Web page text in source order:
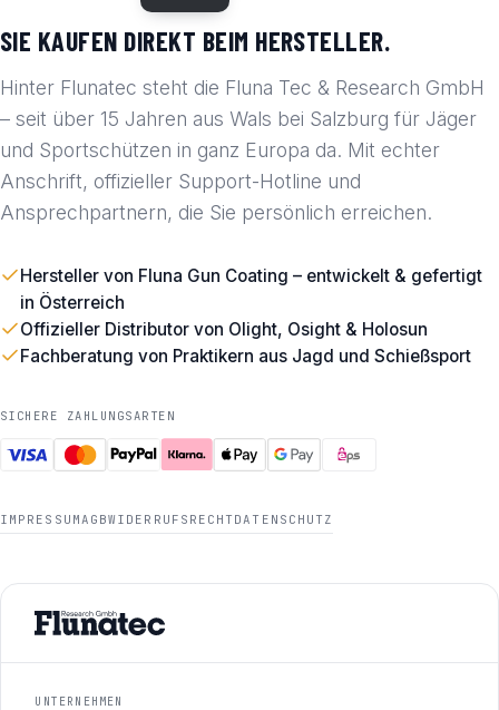
SIE KAUFEN DIREKT BEIM HERSTELLER.
Hinter Flunatec steht die Fluna Tec & Research GmbH
– seit über 15 Jahren aus Wals bei Salzburg für Jäger
und Sportschützen in ganz Europa da. Mit echter
Anschrift, offizieller Support-Hotline und
Ansprechpartnern, die Sie persönlich erreichen.
Hersteller von Fluna Gun Coating – entwickelt & gefertigt
in Österreich
Offizieller Distributor von Olight, Osight & Holosun
Fachberatung von Praktikern aus Jagd und Schießsport
SICHERE ZAHLUNGSARTEN
IMPRESSUM AGBWIDERRUFSRECHT DATENSCHUTZ
UNTERNEHMEN